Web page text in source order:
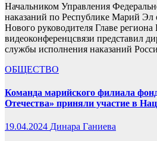
Начальником Управления
наказаний по Республике Марий
Нового руководителя Главе
видеоконференцсвязи представил
службы исполнения наказаний
ОБЩЕСТВО
Команда марийского филиала
Отечества» приняли участие в
19.04.2024 Динара Ганиева